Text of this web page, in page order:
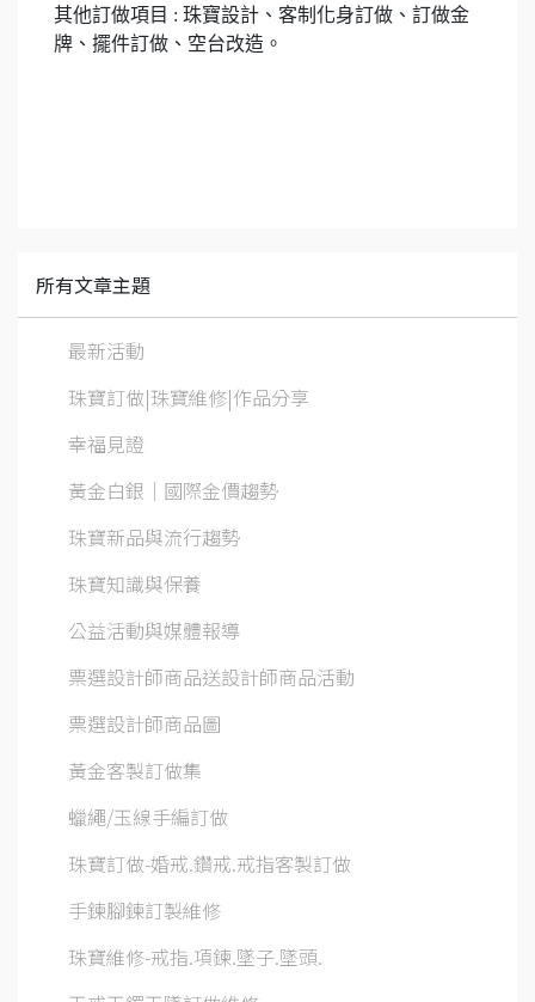
其他訂做項目 : 珠寶設計、客制化身訂做、訂做金
牌、擺件訂做、空台改造。
所有文章主題
最新活動
珠寶訂做|珠寶維修|作品分享
幸福見證
黃金白銀│國際金價趨勢
珠寶新品與流行趨勢
珠寶知識與保養
公益活動與媒體報導
票選設計師商品送設計師商品活動
票選設計師商品圖
黃金客製訂做集
蠟繩/玉線手編訂做
珠寶訂做-婚戒.鑽戒.戒指客製訂做
手鍊腳鍊訂製維修
珠寶維修-戒指.項鍊.墜子.墜頭.